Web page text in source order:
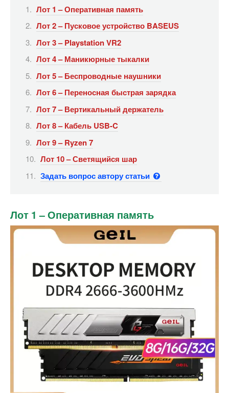
Лот 1 – Оперативная память
Лот 2 – Пусковое устройство BASEUS
Лот 3 – Playstation VR2
Лот 4 – Маникюрные тыкалки
Лот 5 – Беспроводные наушники
Лот 6 – Переносная быстрая зарядка
Лот 7 – Вертикальный держатель
Лот 8 – Кабель USB-C
Лот 9 – Ryzen 7
Лот 10 – Светящийся шар
Задать вопрос автору статьи
Лот 1 – Оперативная память